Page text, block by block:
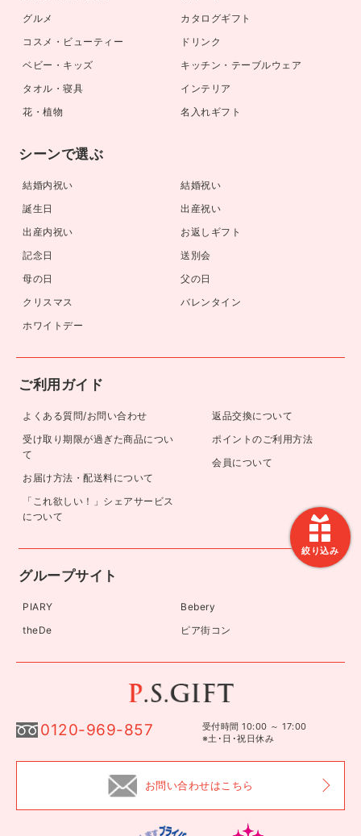
絞り込み
グルメ
カタログギフト
コスメ・ビューティー
ドリンク
ベビー・キッズ
キッチン・テーブルウェア
タオル・寝具
インテリア
花・植物
名入れギフト
シーンで選ぶ
結婚内祝い
結婚祝い
誕生日
出産祝い
出産内祝い
お返しギフト
記念日
送別会
母の日
父の日
クリスマス
バレンタイン
ホワイトデー
ご利用ガイド
よくある質問/お問い合わせ
受け取り期限が過ぎた商品につい
て
お届け方法・配送料について
「これ欲しい！」シェアサービス
について
返品交換について
ポイントのご利用方法
会員について
グループサイト
PIARY
Bebery
theDe
ピア街コン
0120-969-857
受付時間 10:00 ～ 17:00
※土･日･祝日休み
お問い合わせはこちら